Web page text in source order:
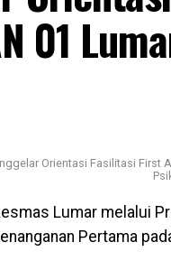
01
Orientasi Fasilitasi First
Lumar melalui
Pertama